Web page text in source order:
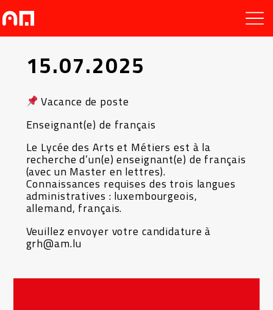
15.07.2025
Vacance de poste
Enseignant(e) de français
Le Lycée des Arts et Métiers est à la
recherche d’un(e) enseignant(e) de français
(avec un Master en lettres).
Connaissances requises des trois langues
administratives : luxembourgeois,
allemand, français.
Veuillez envoyer votre candidature à
grh@am.lu